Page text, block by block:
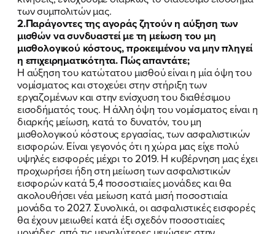
των συμπολιτών μας.
2.Παράγοντες της αγοράς ζητούν η αύξηση των
μισθών να συνδυαστεί με τη μείωση του μη
μισθολογικού κόστους, προκειμένου να μην πληγεί
η επιχειρηματικότητα. Πώς απαντάτε;
Η αύξηση του κατώτατου μισθού είναι η μία όψη του
νομίσματος και στοχεύει στην στήριξη των
εργαζομένων και στην ενίσχυση του διαθέσιμου
εισοδήματός τους. Η άλλη όψη του νομίσματος είναι η
διαρκής μείωση, κατά το δυνατόν, του μη
μισθολογικού κόστους εργασίας, των ασφαλιστικών
εισφορών. Είναι γεγονός ότι η χώρα μας είχε πολύ
υψηλές εισφορές μέχρι το 2019. Η κυβέρνηση μας έχει
προχωρήσει ήδη στη μείωση των ασφαλιστικών
εισφορών κατά 5,4 ποσοστιαίες μονάδες και θα
ακολουθήσει νέα μείωση κατά μισή ποσοστιαία
μονάδα το 2027. Συνολικά, οι ασφαλιστικές εισφορές
θα έχουν μειωθεί κατά έξι σχεδόν ποσοστιαίες